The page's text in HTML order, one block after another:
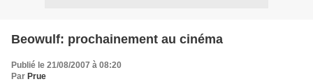
Beowulf: prochainement au cinéma
Publié le 21/08/2007 à 08:20
Par Prue